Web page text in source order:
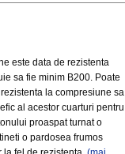
este data de rezistenta
sa fie minim B200. Poate
la compresiune sa
al acestor cuarturi pentru
proaspat turnat o
o pardosea frumos